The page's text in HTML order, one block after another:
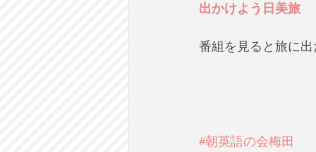
出かけよう日美旅
番組を見ると旅に出
#朝英語の会梅田